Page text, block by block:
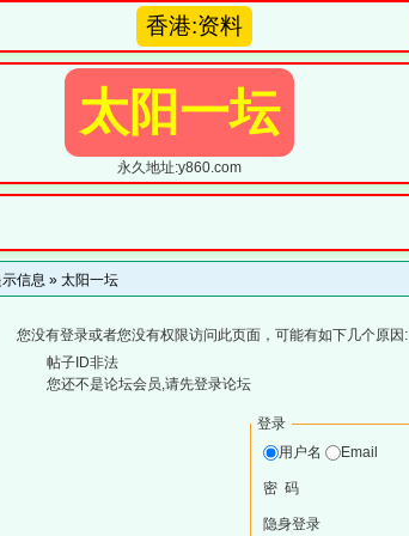
香港:资料
太阳一坛
永久地址:y860.com
信息 » 太阳一坛
您没有登录或者您没有权限访问此页面，可能有如下几个原因:
帖子ID非法
您还不是论坛会员,请先登录论坛
登录
用户名
Email
密 码
隐身登录